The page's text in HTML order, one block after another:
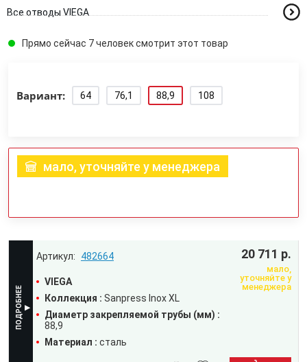
Все отводы VIEGA
Прямо сейчас 7 человек смотрит этот товар
Вариант: 64 76,1 88,9 108
мало, уточняйте у менеджера
482664
VIEGA
Коллекция : Sanpress Inox XL
Диаметр закрепляемой трубы (мм) :
88,9
Материал : сталь
20 711 р.
мало,
уточняйте у
менеджера